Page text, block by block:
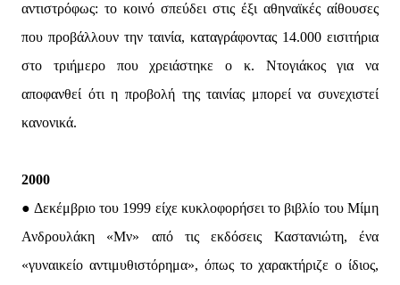
αντιστρόφως: το κοινό σπεύδει στις έξι αθηναϊκές αίθουσες
που προβάλλουν την ταινία, καταγράφοντας 14.000 εισιτήρια
στο τριήμερο που χρειάστηκε ο κ. Ντογιάκος για να
αποφανθεί ότι η προβολή της ταινίας μπορεί να συνεχιστεί
κανονικά.
2000
● Δεκέμβριο του 1999 είχε κυκλοφορήσει το βιβλίο του Μίμη
Ανδρουλάκη «Μν» από τις εκδόσεις Καστανιώτη, ένα
«γυναικείο αντιμυθιστόρημα», όπως το χαρακτήριζε ο ίδιος,